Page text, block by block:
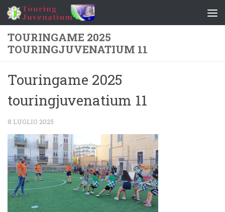
Salta al contenuto
TOURINGAME 2025
TOURINGJUVENATIUM 11
Touringame 2025
touringjuvenatium 11
8 LUGLIO 2025